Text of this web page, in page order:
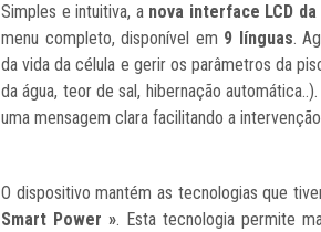
Simples e intuitiva, a nova interface LCD da
menu completo, disponível em 9 línguas.
da vida da célula e gerir os parâmetros da
da água, teor de sal, hibernação
uma mensagem clara facilitando a
O dispositivo mantém as tecnologias que
Smart Power ». Esta tecnologia permite